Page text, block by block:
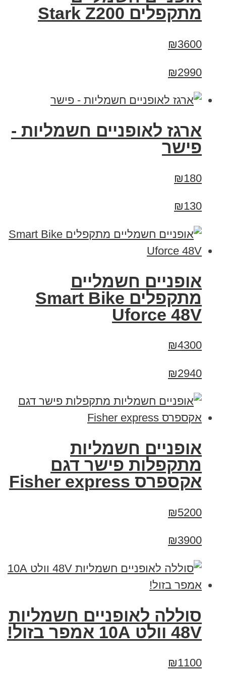
‏מתקפלים Stark Z200
₪3600
₪2990
ארגז לאופניים חשמליות -
פישר
₪180
₪130
אופניים חשמליים
מתקפלים Smart Bike
Uforce 48V
₪4300
₪2940
אופניים חשמליות
מתקפלות פישר דגם
אקספרס Fisher express
₪5200
₪3900
סוללה לאופניים חשמליות
48V וולט 10A אמפר בזול!
₪1100